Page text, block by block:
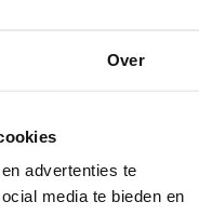
Over
advertenties te
media te bieden en
reden, ter
bij één of meer